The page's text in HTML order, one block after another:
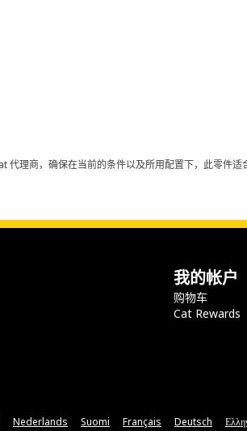
理商，确保在当前的条件以及所用配置下，此零件
我的帐户
购物车
Cat Rewards
Nederlands Suomi Français Deutsch